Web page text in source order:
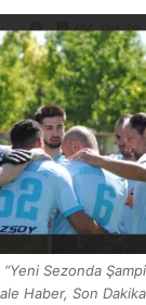
Sezonda
Haber, Son Dakika